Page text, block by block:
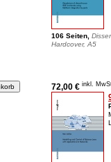
106 Seiten,
Hardcover, A5
72,00 € inkl.